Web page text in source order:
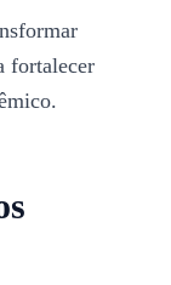
fortalecer